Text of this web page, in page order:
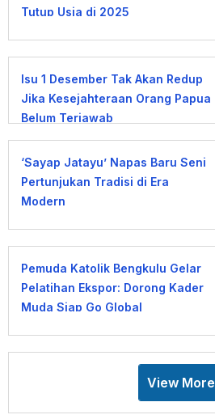
Tutup Usia di 2025
Isu 1 Desember Tak Akan Redup
Jika Kesejahteraan Orang Papua
Belum Terjawab
‘Sayap Jatayu’ Napas Baru Seni
Pertunjukan Tradisi di Era
Modern
Pemuda Katolik Bengkulu Gelar
Pelatihan Ekspor: Dorong Kader
Muda Siap Go Global
View More